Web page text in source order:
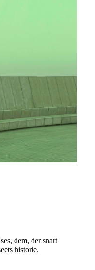
dem, der snart
historie.